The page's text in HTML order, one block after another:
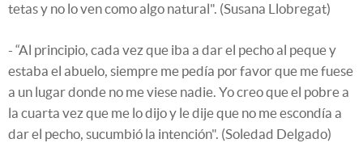
tetas y no lo ven como algo natural". (Susana Llobregat)
- “Al principio, cada vez que iba a dar el pecho al peque y
estaba el abuelo, siempre me pedía por favor que me fuese
a un lugar donde no me viese nadie. Yo creo que el pobre a
la cuarta vez que me lo dijo y le dije que no me escondía a
dar el pecho, sucumbió la intención". (Soledad Delgado)